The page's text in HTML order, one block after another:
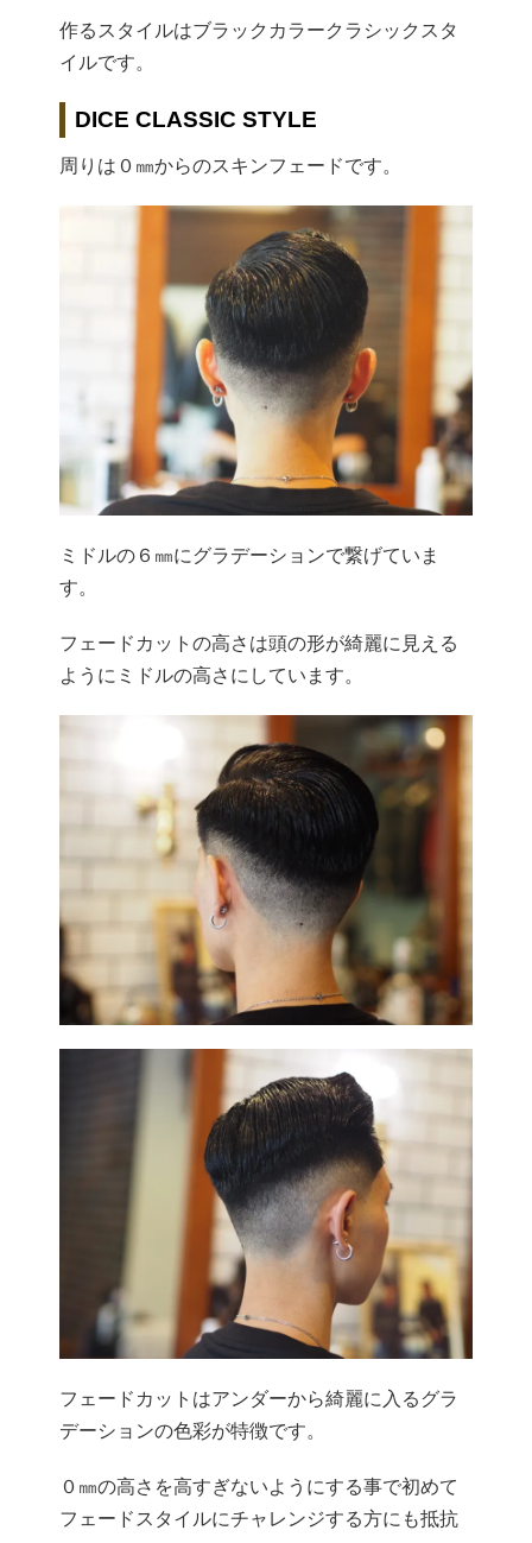
作るスタイルはブラックカラークラシックスタ
イルです。
DICE CLASSIC STYLE
周りは０㎜からのスキンフェードです。
ミドルの６㎜にグラデーションで繋げていま
す。
フェードカットの高さは頭の形が綺麗に見える
ようにミドルの高さにしています。
フェードカットはアンダーから綺麗に入るグラ
デーションの色彩が特徴です。
０㎜の高さを高すぎないようにする事で初めて
フェードスタイルにチャレンジする方にも抵抗